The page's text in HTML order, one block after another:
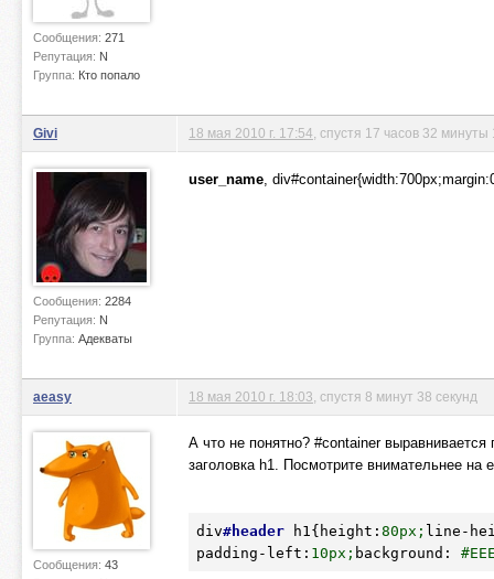
Сообщения: 271
Репутация: N
Группа: Кто попало
Givi
Сообщения: 2284
Репутация: N
Группа: Адекваты
18 мая 2010 г. 17:54 , спустя 17 часов 32 минуты
user_name,
aeasy
Сообщения: 43
18 мая 2010 г. 18:03 , спустя 8 минут 38 секунд
А что не понятно? #container выравнивается
заголовка h1. Посмотрите внимательнее на
div#header h1 { height : 80px; line-
padding-left : 10px; background :